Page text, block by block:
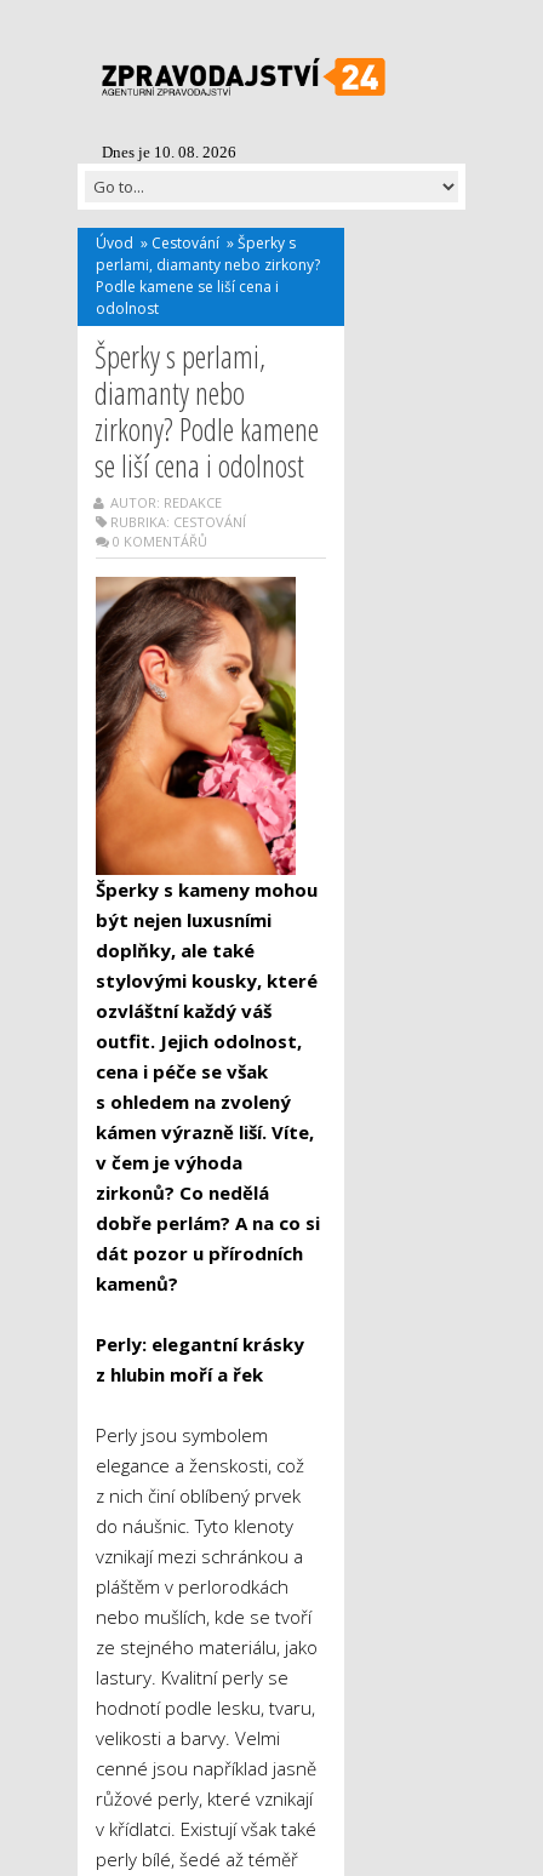
Dnes je 10. 08. 2026
Úvod » Cestování »Šperky s
perlami, diamanty nebo zirkony?
Podle kamene se liší cena i
odolnost
Šperky s perlami,
diamanty nebo
zirkony? Podle kamene
se liší cena i odolnost
AUTOR: REDAKCE
RUBRIKA: CESTOVÁNÍ
0 KOMENTÁŘŮ
Šperky s kameny mohou
být nejen luxusními
doplňky, ale také
stylovými kousky, které
ozvláštní každý váš
outfit. Jejich odolnost,
cena i péče se však
s ohledem na zvolený
kámen výrazně liší. Víte,
v čem je výhoda
zirkonů? Co nedělá
dobře perlám? A na co si
dát pozor u přírodních
kamenů?
Perly: elegantní krásky
z hlubin moří a řek
Perly jsou symbolem
elegance a ženskosti, což
z nich činí oblíbený prvek
do náušnic. Tyto klenoty
vznikají mezi schránkou a
pláštěm v perlorodkách
nebo mušlích, kde se tvoří
ze stejného materiálu, jako
lastury. Kvalitní perly se
hodnotí podle lesku, tvaru,
velikosti a barvy. Velmi
cenné jsou například jasně
růžové perly, které vznikají
v křídlatci. Existují však také
perly bílé, šedé až téměř